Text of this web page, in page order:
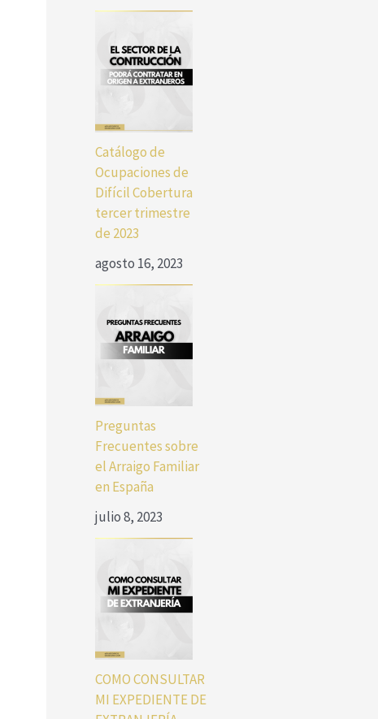
Catálogo de
Ocupaciones de
Difícil Cobertura
tercer trimestre
de 2023
agosto 16, 2023
Preguntas
Frecuentes sobre
el Arraigo Familiar
en España
julio 8, 2023
COMO CONSULTAR
MI EXPEDIENTE DE